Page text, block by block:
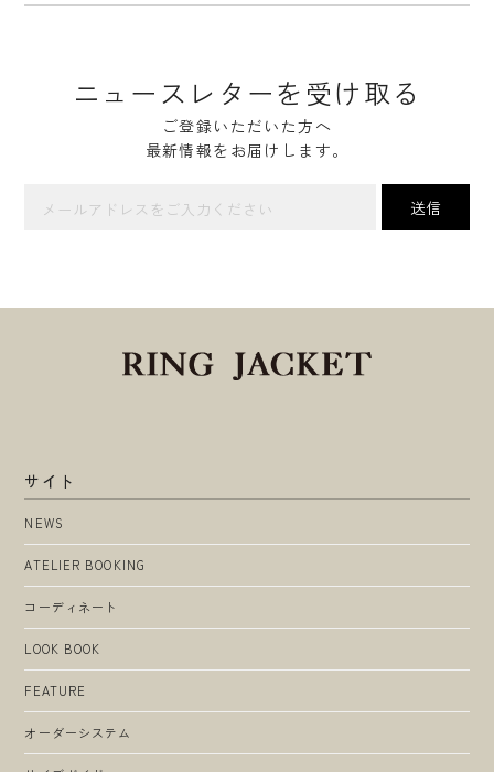
ニュースレターを受け取る
ご登録いただいた方へ
最新情報をお届けします。
サイト
NEWS
ATELIER BOOKING
コーディネート
LOOK BOOK
FEATURE
オーダーシステム